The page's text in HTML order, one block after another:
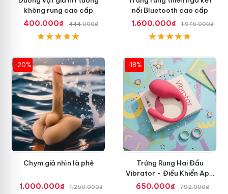
không rung cao cấp
400.000₫
444.000₫
nối Bluetooth cao cấp
1.600.000₫
1.975.000₫
-20%
Chym giả nhìn là phê
1.000.000₫ 1.250.000₫
-18%
Trứng Rung Hai Đầu
Vibrator - Điều Khiển App
Điện Thoại
650.000₫ 792.000₫